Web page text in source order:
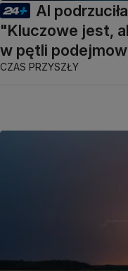
AI
"Kluczowe jest,
w pętli
CZAS PRZYSZŁY